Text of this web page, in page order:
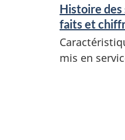
Histoire des
faits et
mis en